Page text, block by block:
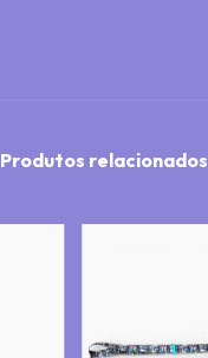
Produtos relacionados